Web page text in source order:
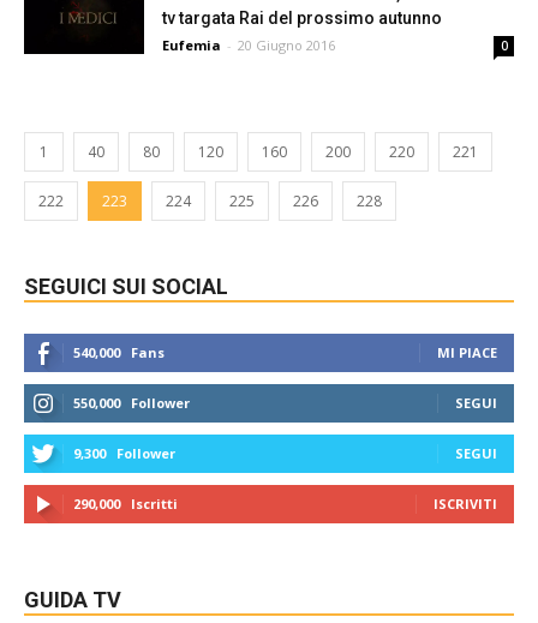
tv targata Rai del prossimo autunno
Eufemia - 20 Giugno 2016 0
1 40 80 120 160 200 220 221
222 223 224 225 226 228
SEGUICI SUI SOCIAL
540,000 Fans MI PIACE
550,000 Follower SEGUI
9,300 Follower SEGUI
290,000 Iscritti ISCRIVITI
GUIDA TV